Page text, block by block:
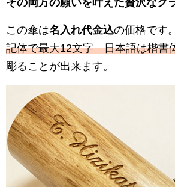
この傘は名入れ代金込の価格です
記体で最大12文字 日本語は楷書
彫ることが出来ます。